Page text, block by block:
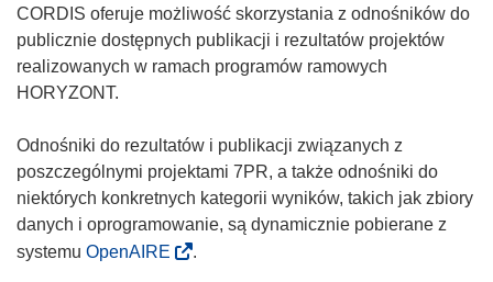
CORDIS oferuje możliwość skorzystania z odnośników do
publicznie dostępnych publikacji i rezultatów projektów
realizowanych w ramach programów ramowych
HORYZONT.
Odnośniki do rezultatów i publikacji związanych z
poszczególnymi projektami 7PR, a także odnośniki do
niektórych konkretnych kategorii wyników, takich jak zbiory
danych i oprogramowanie, są dynamicznie pobierane z
systemu OpenAIRE .